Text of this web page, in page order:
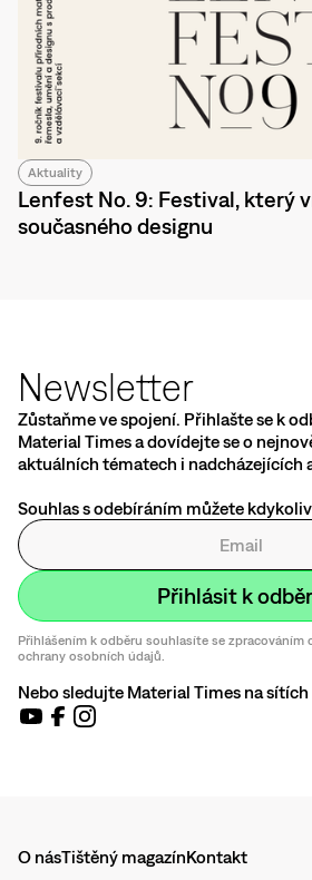
Aktuality
Lenfest No. 9: Festival, který
současného designu
Newsletter
Zůstaňme ve spojení. Přihlašte se k
Material Times a dovídejte se o
aktuálních tématech i nadcházejících
Souhlas s odebíráním můžete
Přihlášením k odběru souhlasíte se zpracováním
ochrany osobních údajů.
Nebo sledujte Material Times na sítích
O násTištěný magazínKontakt